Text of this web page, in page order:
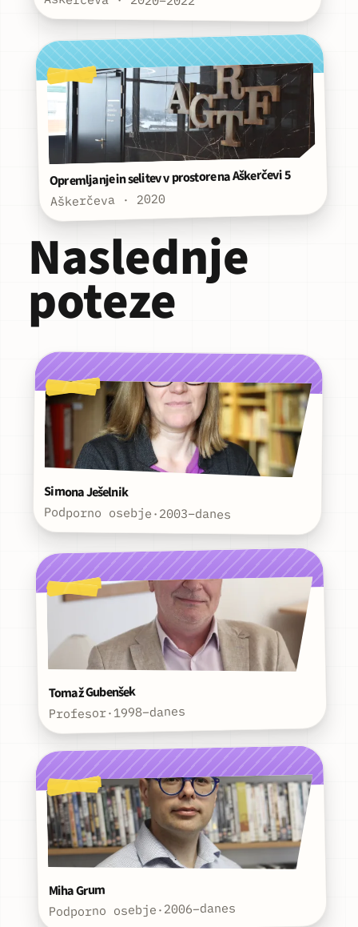
Opremljanje in selitev v prostore na Aškerčevi 5
Aškerčeva · 2020
Naslednje
poteze
Simona Ješelnik
Podporno osebje·2003–danes
Tomaž Gubenšek
Profesor·1998–danes
Miha Grum
Podporno osebje·2006–danes